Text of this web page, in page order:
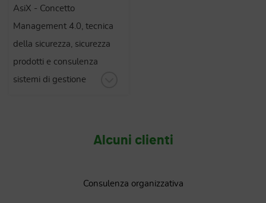
AsiX - Concetto
Management 4.0, tecnica
della sicurezza, sicurezza
prodotti e consulenza
sistemi di gestione
Alcuni clienti
Consulenza organizzativa